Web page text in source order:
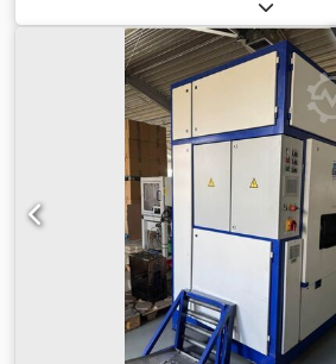
garų ištraukimo ventiliatoriumi ir
geros būklės, naudotas. Gamintojas:
Oberflächentechnik Pagaminimo
skalbimo mašina buvo kapitaliai
pavarų variklis, šildytuvas, dujų
elementas. Automatinė krepšinė
išimamais besisukančiais krepšiais.
mm (vidinis skersmuo) Krepšio
aukštis) Maksimalus naudingas
mm Maksimalus partijos svoris: 500
1190 mm, gylis 1170 mm, aukštis
Yra naudojimo instrukcija, techninė
įrenginio CE atitikties deklaracija.
korpusas ir susijusios vamzdynai yra